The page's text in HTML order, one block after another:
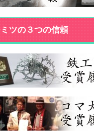
ツの３つの信頼